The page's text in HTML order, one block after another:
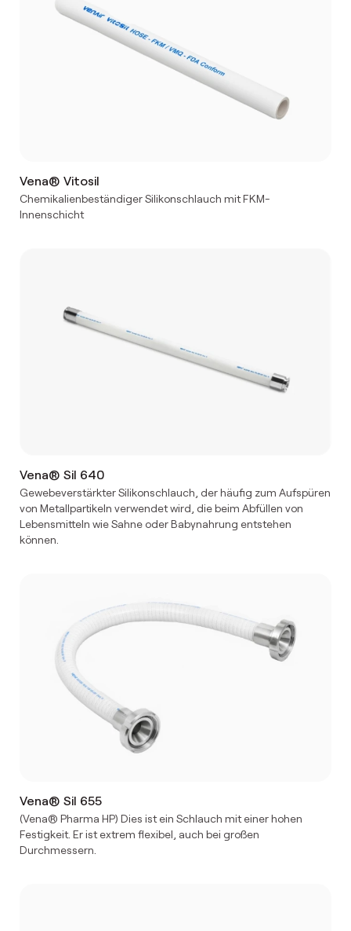
Vena® Vitosil
Chemikalienbeständiger Silikonschlauch mit FKM-
Innenschicht
Vena® Sil 640
Gewebeverstärkter Silikonschlauch, der häufig zum Aufspüren
von Metallpartikeln verwendet wird, die beim Abfüllen von
Lebensmitteln wie Sahne oder Babynahrung entstehen
können.
Vena® Sil 655
(Vena® Pharma HP) Dies ist ein Schlauch mit einer hohen
Festigkeit. Er ist extrem flexibel, auch bei großen
Durchmessern.